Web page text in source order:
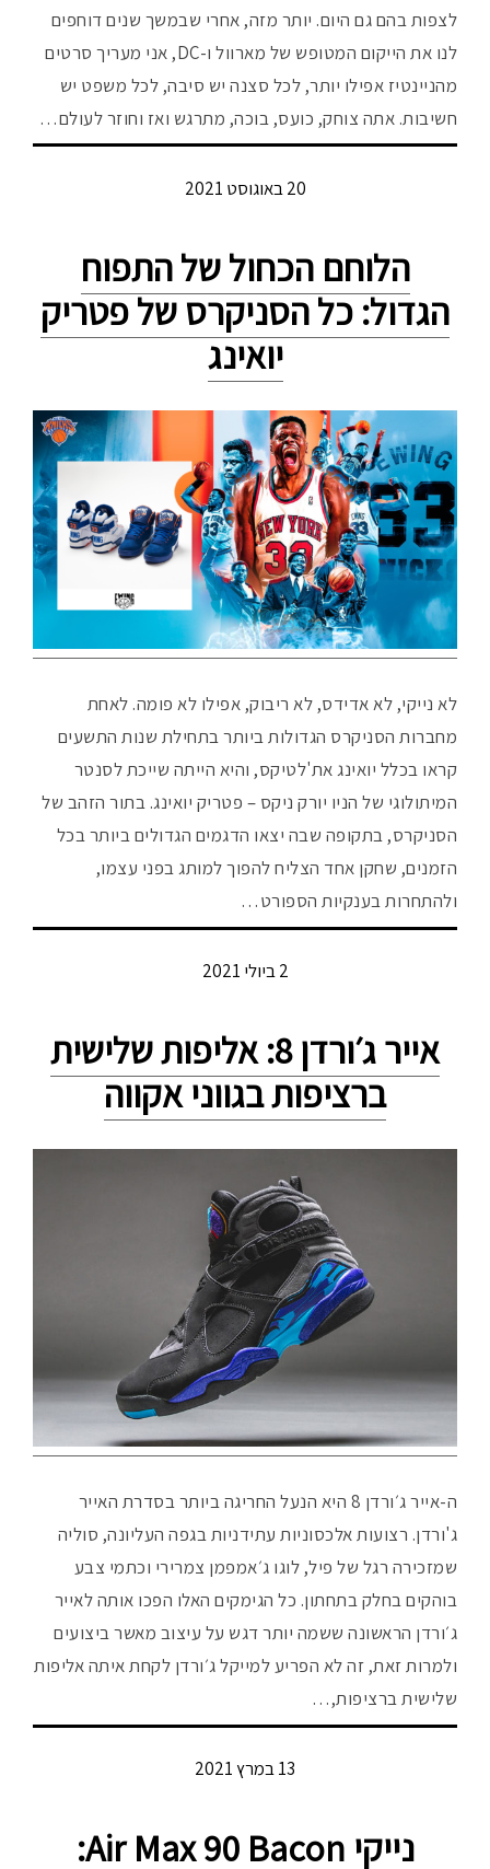
לצפות בהם גם היום. יותר מזה, אחרי שבמשך שנים דוחפים
לנו את הייקום המטופש של מארוול ו-DC, אני מעריך סרטים
מהניינטיז אפילו יותר, לכל סצנה יש סיבה, לכל משפט יש
חשיבות. אתה צוחק, כועס, בוכה, מתרגש ואז וחוזר לעולם…
20 באוגוסט 2021
הלוחם הכחול של התפוח
הגדול: כל הסניקרס של פטריק
יואינג
לא נייקי, לא אדידס, לא ריבוק, אפילו לא פומה. לאחת
מחברות הסניקרס הגדולות ביותר בתחילת שנות התשעים
קראו בכלל יואינג את'לטיקס, והיא הייתה שייכת לסנטר
המיתולוגי של הניו יורק ניקס – פטריק יואינג. בתור הזהב של
הסניקרס, בתקופה שבה יצאו הדגמים הגדולים ביותר בכל
הזמנים, שחקן אחד הצליח להפוך למותג בפני עצמו,
ולהתחרות בענקיות הספורט…
2 ביולי 2021
אייר ג׳ורדן 8: אליפות שלישית
ברציפות בגווני אקווה
ה-אייר ג׳ורדן 8 היא הנעל החריגה ביותר בסדרת האייר
ג'ורדן. רצועות אלכסוניות עתידניות בגפה העליונה, סוליה
שמזכירה רגל של פיל, לוגו ג׳אמפמן צמרירי וכתמי צבע
בוהקים בחלק בתחתון. כל הגימקים האלו הפכו אותה לאייר
ג׳ורדן הראשונה ששמה יותר דגש על עיצוב מאשר ביצועים
ולמרות זאת, זה לא הפריע למייקל ג׳ורדן לקחת איתה אליפות
שלישית ברציפות,…
13 במרץ 2021
נייקי Air Max 90 Bacon: